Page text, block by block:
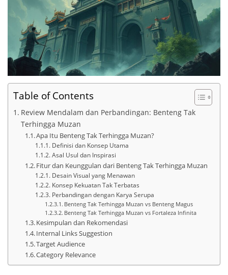
Table of Contents
Review Mendalam dan Perbandingan: Benteng Tak
Terhingga Muzan
Apa Itu Benteng Tak Terhingga Muzan?
Definisi dan Konsep Utama
Asal Usul dan Inspirasi
Fitur dan Keunggulan dari Benteng Tak Terhingga Muzan
Desain Visual yang Menawan
Konsep Kekuatan Tak Terbatas
Perbandingan dengan Karya Serupa
Benteng Tak Terhingga Muzan vs Benteng Magus
Benteng Tak Terhingga Muzan vs Fortaleza Infinita
Kesimpulan dan Rekomendasi
Internal Links Suggestion
Target Audience
Category Relevance